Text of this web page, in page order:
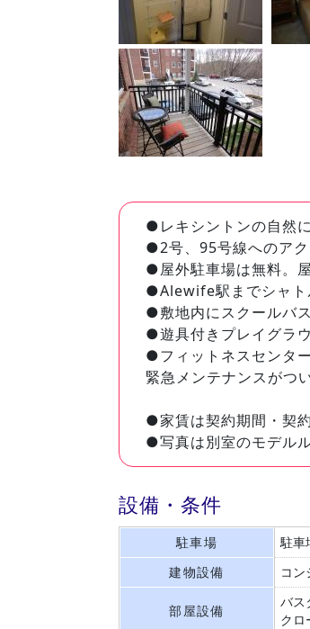
●レキシントンの自然
●2号、95号線へのアク
●屋外駐車場は無料。
●Alewife駅までシャト
●敷地内にスクールバ
●遊具付きプレイグラ
●フィットネスセンタ
緊急メンテナンスがつ
●家賃は契約期間・契
●写真は別室のモデル
設備・条件
駐車場
駐車
建物設備
コン
部屋設備
バス
クロ